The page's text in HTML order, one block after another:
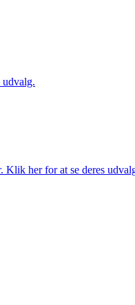
Klik her for at se deres